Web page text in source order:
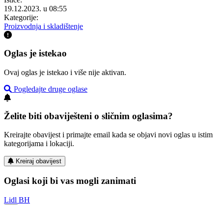
19.12.2023. u 08:55
Kategorije:
Proizvodnja i skladištenje
Oglas je istekao
Ovaj oglas je istekao i više nije aktivan.
Pogledajte druge oglase
Želite biti obaviješteni o sličnim oglasima?
Kreirajte obavijest i primajte email kada se objavi novi oglas u istim
kategorijama i lokaciji.
Kreiraj obavijest
Oglasi koji bi vas mogli zanimati
Lidl BH